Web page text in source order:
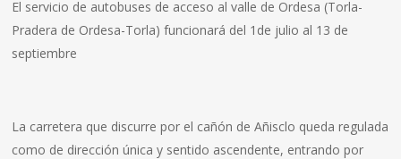
El servicio de autobuses de acceso al valle de Ordesa (Torla-
Pradera de Ordesa-Torla) funcionará del 1de julio al 13 de
septiembre
La carretera que discurre por el cañón de Añisclo queda regulada
como de dirección única y sentido ascendente, entrando por